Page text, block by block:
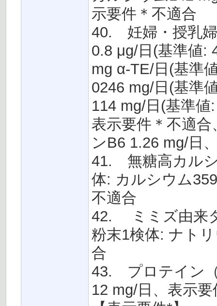
示要件＊不適合
40. 妊婦・授乳婦
0.8 μg/日(基準値:
mg α-TE/日(基準
0246 mg/日(基準
114 mg/日(基準
表示要件＊不適
ンB6 1.26 mg/日
41. 無糖高カル
体: カルシウム
不適合
42. ミミズ由来
粉末1検体: ナト
合
43. プロテイン
12 mg/日、表示